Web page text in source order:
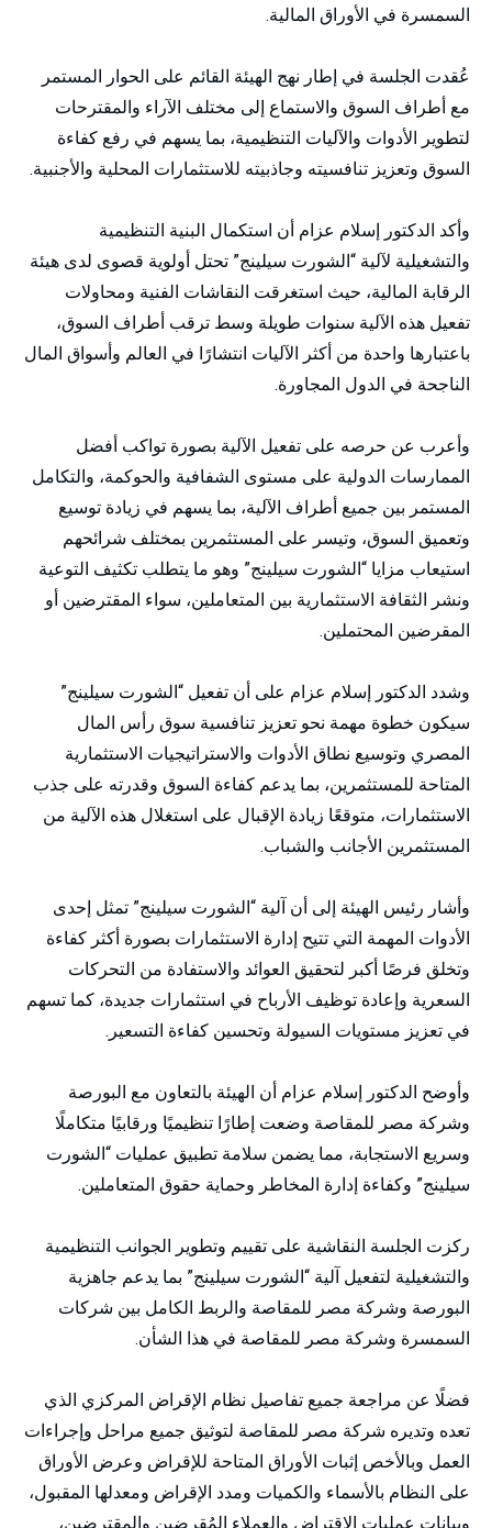
السمسرة في الأوراق المالية.
عُقدت الجلسة في إطار نهج الهيئة القائم على الحوار المستمر
مع أطراف السوق والاستماع إلى مختلف الآراء والمقترحات
لتطوير الأدوات والآليات التنظيمية، بما يسهم في رفع كفاءة
السوق وتعزيز تنافسيته وجاذبيته للاستثمارات المحلية والأجنبية.
وأكد الدكتور إسلام عزام أن استكمال البنية التنظيمية
والتشغيلية لآلية “الشورت سيلينج” تحتل أولوية قصوى لدى هيئة
الرقابة المالية، حيث استغرقت النقاشات الفنية ومحاولات
تفعيل هذه الآلية سنوات طويلة وسط ترقب أطراف السوق،
باعتبارها واحدة من أكثر الآليات انتشارًا في العالم وأسواق المال
الناجحة في الدول المجاورة.
وأعرب عن حرصه على تفعيل الآلية بصورة تواكب أفضل
الممارسات الدولية على مستوى الشفافية والحوكمة، والتكامل
المستمر بين جميع أطراف الآلية، بما يسهم في زيادة توسيع
وتعميق السوق، وتيسر على المستثمرين بمختلف شرائحهم
استيعاب مزايا “الشورت سيلينج” وهو ما يتطلب تكثيف التوعية
ونشر الثقافة الاستثمارية بين المتعاملين، سواء المقترضين أو
المقرضين المحتملين.
وشدد الدكتور إسلام عزام على أن تفعيل “الشورت سيلينج”
سيكون خطوة مهمة نحو تعزيز تنافسية سوق رأس المال
المصري وتوسيع نطاق الأدوات والاستراتيجيات الاستثمارية
المتاحة للمستثمرين، بما يدعم كفاءة السوق وقدرته على جذب
الاستثمارات، متوقعًا زيادة الإقبال على استغلال هذه الآلية من
المستثمرين الأجانب والشباب.
وأشار رئيس الهيئة إلى أن آلية “الشورت سيلينج” تمثل إحدى
الأدوات المهمة التي تتيح إدارة الاستثمارات بصورة أكثر كفاءة
وتخلق فرصًا أكبر لتحقيق العوائد والاستفادة من التحركات
السعرية وإعادة توظيف الأرباح في استثمارات جديدة، كما تسهم
في تعزيز مستويات السيولة وتحسين كفاءة التسعير.
وأوضح الدكتور إسلام عزام أن الهيئة بالتعاون مع البورصة
وشركة مصر للمقاصة وضعت إطارًا تنظيميًا ورقابيًا متكاملًا
وسريع الاستجابة، مما يضمن سلامة تطبيق عمليات “الشورت
سيلينج” وكفاءة إدارة المخاطر وحماية حقوق المتعاملين.
ركزت الجلسة النقاشية على تقييم وتطوير الجوانب التنظيمية
والتشغيلية لتفعيل آلية “الشورت سيلينج” بما يدعم جاهزية
البورصة وشركة مصر للمقاصة والربط الكامل بين شركات
السمسرة وشركة مصر للمقاصة في هذا الشأن.
فضلًا عن مراجعة جميع تفاصيل نظام الإقراض المركزي الذي
تعده وتديره شركة مصر للمقاصة لتوثيق جميع مراحل وإجراءات
العمل وبالأخص إثبات الأوراق المتاحة للإقراض وعرض الأوراق
على النظام بالأسماء والكميات ومدد الإقراض ومعدلها المقبول،
وبيانات عمليات الاقتراض والعملاء المُقرضين والمقترضين،